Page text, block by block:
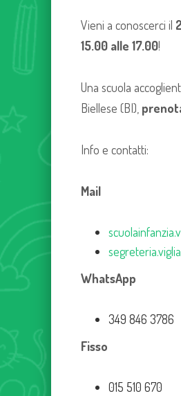
Vieni a conoscerci il
15.00 alle 17.00!
Una scuola
Biellese (BI),
Info e contatti:
Mail
WhatsApp
349 846 3786
Fisso
015 510 670